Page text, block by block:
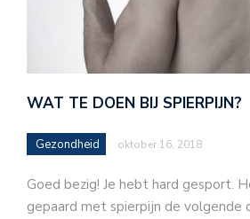
WAT TE DOEN BIJ SPIERPIJN?
Gezondheid oktober 16, 2018
Goed bezig! Je hebt hard gesport.
gepaard met spierpijn de volgende